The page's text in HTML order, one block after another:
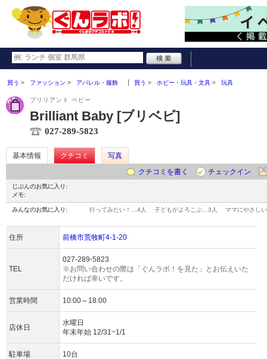
買う ファッション アパレル・服飾 買う ホビー・玩具・文具 玩具
ブリリアント ベビー
Brilliant Baby [ブリベビ]
027-289-5823
基本情報 クチコミ
写真
クチコミを書く
チェックイン
じぶんのお気に入り:
メモ:
みんなのお気に入り: 行ってみたい！… 4人 子どもがよろこぶ… 3人 ママにやさし
住所 前橋市荒牧町4-1-20
TEL
027-289-5823
※お問い合わせの際は「ぐんラボ！を見た」とお伝えいた
だければ幸いです。
営業時間 10:00～18:00
店休日
水曜日
年末年始 12/31~1/1
駐車場 10台